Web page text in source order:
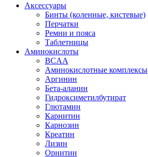
Аксессуары
Бинты (коленные, кистевые)
Перчатки
Ремни и пояса
Таблетницы
Аминокислоты
BCAA
Аминокислотные комплексы
Аргинин
Бета-аланин
Гидроксиметилбутират
Глютамин
Карнитин
Карнозин
Креатин
Лизин
Орнитин